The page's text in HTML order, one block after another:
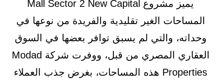
يميز مشروع Mall Sector 2 New Capital
المساحات الغير تقليدية والفريدة من نوعها في
وحداته، والتي لم يسبق توافر بعضها في السوق
العقاري المصري من قبل، ووفرت شركة Modad
Properties هذه المساحات، بغرض جذب العملاء